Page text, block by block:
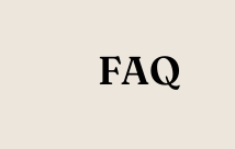
FAQ